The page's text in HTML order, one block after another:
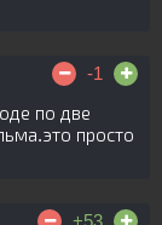
-1
по две
просто